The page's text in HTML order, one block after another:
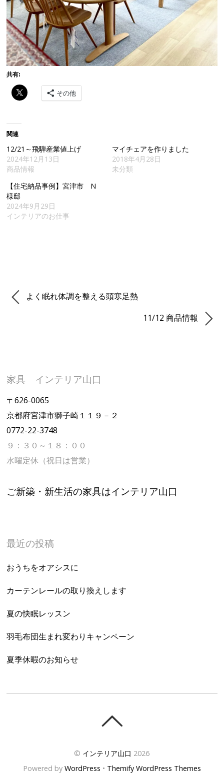
共有:
その他
関連
12/21～飛騨産業値上げ
2024年12月13日
商品情報
マイチェアを作りました
2018年4月28日
未分類
【住宅納品事例】宮津市 N
様邸
2024年9月29日
インテリアのお仕事
よく眠れ体調を整える頭寒足熱
11/12 商品情報
家具 インテリア山口
〒626-0065
京都府宮津市獅子崎１１９－２
0772-22-3748
９：３０～１８：００
水曜定休（祝日は営業）
ご新築・新生活の家具はインテリア山口
最近の投稿
おうちをオアシスに
カーテンレールの取り換えします
夏の快眠レッスン
羽毛布団生まれ変わりキャンペーン
夏季休暇のお知らせ
© インテリア山口 2026
Powered by WordPress • Themify WordPress Themes